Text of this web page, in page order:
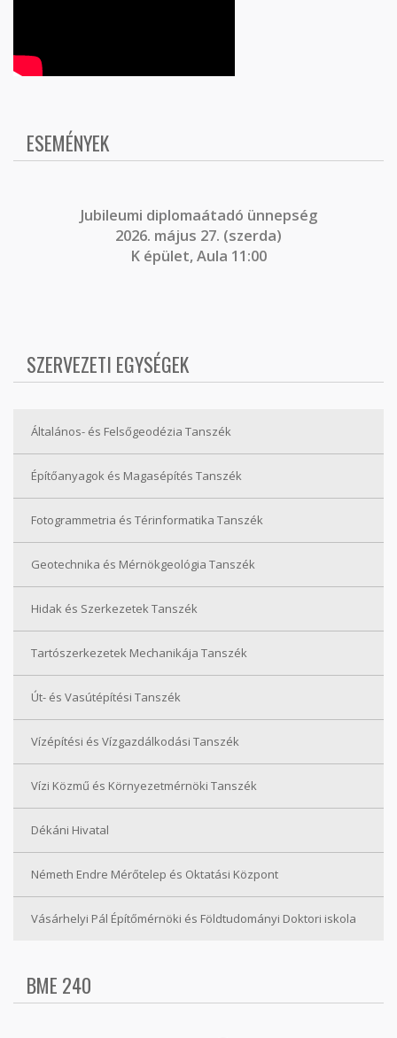
ESEMÉNYEK
Jubileumi diplomaátadó ünnepség
2026. május 27. (szerda)
K épület, Aula 11:00
SZERVEZETI EGYSÉGEK
Általános- és Felsőgeodézia Tanszék
Építőanyagok és Magasépítés Tanszék
Fotogrammetria és Térinformatika Tanszék
Geotechnika és Mérnökgeológia Tanszék
Hidak és Szerkezetek Tanszék
Tartószerkezetek Mechanikája Tanszék
Út- és Vasútépítési Tanszék
Vízépítési és Vízgazdálkodási Tanszék
Vízi Közmű és Környezetmérnöki Tanszék
Dékáni Hivatal
Németh Endre Mérőtelep és Oktatási Központ
Vásárhelyi Pál Építőmérnöki és Földtudományi Doktori iskola
BME 240